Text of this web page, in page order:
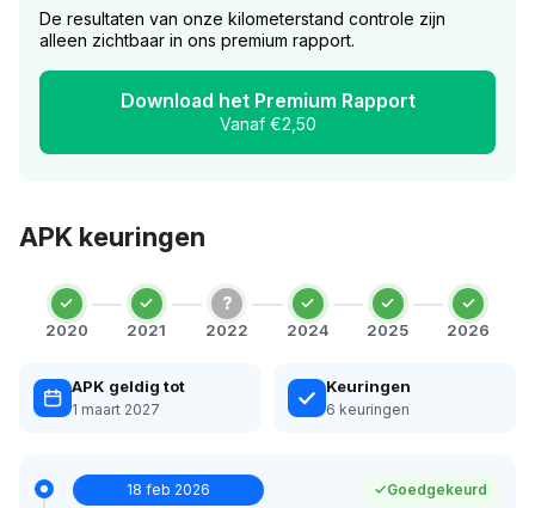
De resultaten van onze kilometerstand controle zijn
alleen zichtbaar in ons premium rapport.
Download het Premium Rapport
Vanaf €2,50
APK keuringen
2020 2021
?
2022 2024 2025 2026
APK geldig tot
1 maart 2027
Keuringen
6 keuringen
18 feb 2026 Goedgekeurd